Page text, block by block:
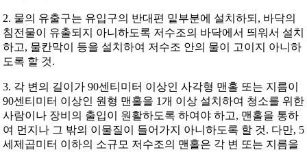
2. 물의 유출구는 유입구의 반대편 밑부분에 설치하되, 바닥의
침전물이 유출되지 아니하도록 저수조의 바닥에서 띄워서 설치
하고, 물칸막이 등을 설치하여 저수조 안의 물이 고이지 아니하
도록 할 것.
3. 각 변의 길이가 90센티미터 이상인 사각형 맨홀 또는 지름이
90센티미터 이상인 원형 맨홀을 1개 이상 설치하여 청소를 위한
사람이나 장비의 출입이 원활하도록 하여야 하고, 맨홀을 통하
여 먼지나 그 밖의 이물질이 들어가지 아니하도록 할 것. 다만, 5
세제곱미터 이하의 소규모 저수조의 맨홀은 각 변 또는 지름을